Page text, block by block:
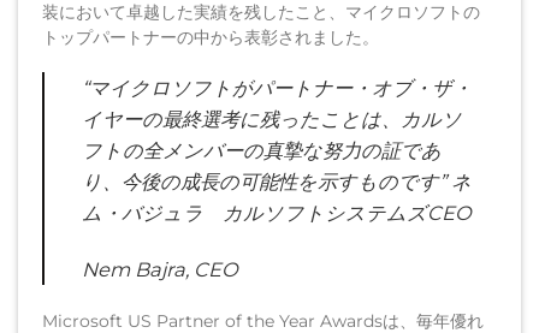
装において卓越した実績を残したこと、マイクロソフトの
トップパートナーの中から表彰されました。
“マイクロソフトがパートナー・オブ・ザ・
イヤーの最終選考に残ったことは、カルソ
フトの全メンバーの真摯な努力の証であ
り、今後の成長の可能性を示すものです” ネ
ム・バジュラ カルソフトシステムズCEO
Nem Bajra, CEO
Microsoft US Partner of the Year Awardsは、毎年優れ